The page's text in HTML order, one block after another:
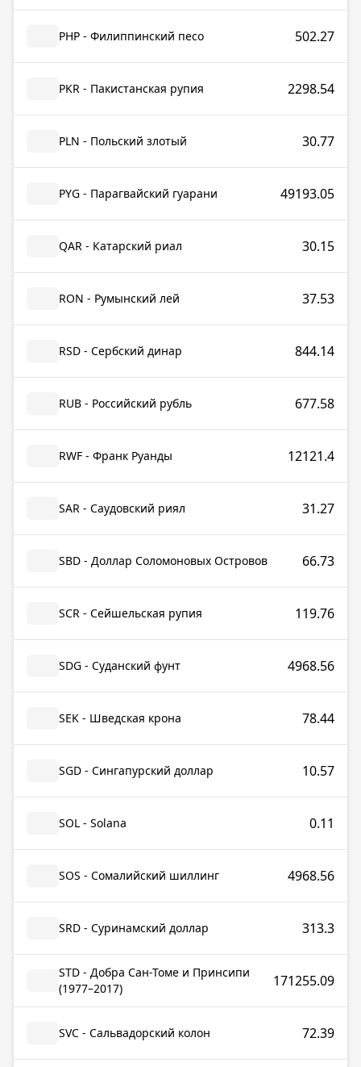
PHP - Филиппинский песо 502.27
PKR - Пакистанская рупия 2298.54
PLN - Польский злотый 30.77
PYG - Парагвайский гуарани 49193.05
QAR - Катарский риал 30.15
RON - Румынский лей 37.53
RSD - Сербский динар 844.14
RUB - Российский рубль 677.58
RWF - Франк Руанды 12121.4
SAR - Саудовский риял 31.27
SBD - Доллар Соломоновых Островов 66.73
SCR - Сейшельская рупия 119.76
SDG - Суданский фунт 4968.56
SEK - Шведская крона 78.44
SGD - Сингапурский доллар 10.57
SOL - Solana 0.11
SOS - Сомалийский шиллинг 4968.56
SRD - Суринамский доллар 313.3
STD - Добра Сан-Томе и Принсипи
(1977–2017)
171255.09
SVC - Сальвадорский колон 72.39